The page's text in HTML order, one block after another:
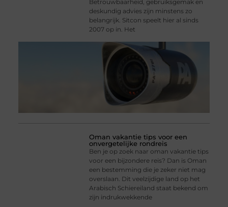
Betrouwbaarheid, gebruiksgemak en
deskundig advies zijn minstens zo
belangrijk. Sitcon speelt hier al sinds
2007 op in. Het
Oman vakantie tips voor een
onvergetelijke rondreis
Ben je op zoek naar oman vakantie tips
voor een bijzondere reis? Dan is Oman
een bestemming die je zeker niet mag
overslaan. Dit veelzijdige land op het
Arabisch Schiereiland staat bekend om
zijn indrukwekkende